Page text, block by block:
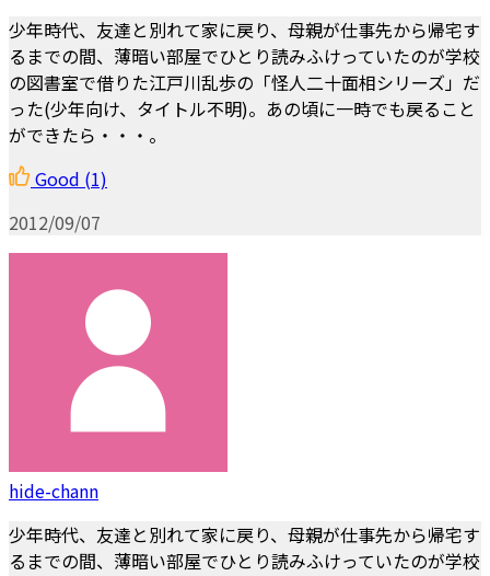
少年時代、友達と別れて家に戻り、母親が仕事先から帰宅す
るまでの間、薄暗い部屋でひとり読みふけっていたのが学校
の図書室で借りた江戸川乱歩の「怪人二十面相シリーズ」だ
った(少年向け、タイトル不明)。あの頃に一時でも戻ること
ができたら・・・。
Good (1)
2012/09/07
hide-chann
少年時代、友達と別れて家に戻り、母親が仕事先から帰宅す
るまでの間、薄暗い部屋でひとり読みふけっていたのが学校